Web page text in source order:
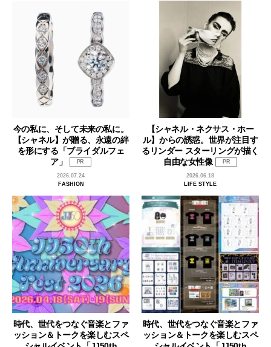
今の私に、そして未来の私に。
【シャネル】が贈る、永遠の絆
を形にする「ブライダルフェ
ア」
PR
2026.07.24
FASHION
【シャネル・ネクサス・ホー
ル】からの誘惑。世界が注目す
るリンダー スターリングが描く
自由な女性像
PR
2026.06.18
LIFE STYLE
時代、世代をつなぐ音楽とファ
ッション＆トークを楽しむスペ
時代、世代をつなぐ音楽とファ
ッション＆トークを楽しむスペ